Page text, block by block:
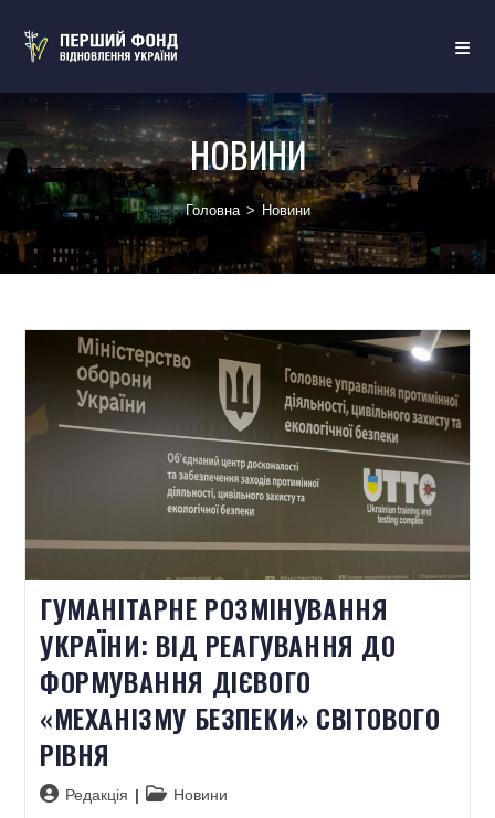
НОВИНИ
Головна > Новини
ГУМАНІТАРНЕ РОЗМІНУВАННЯ
УКРАЇНИ: ВІД РЕАГУВАННЯ ДО
ФОРМУВАННЯ ДІЄВОГО
«МЕХАНІЗМУ БЕЗПЕКИ» СВІТОВОГО
РІВНЯ
Редакція Новини